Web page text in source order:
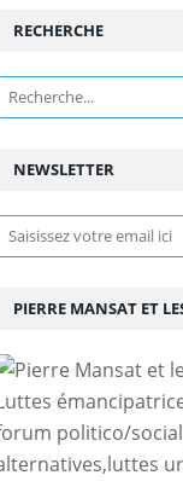
NEWSLETTER
RECHERCHE
PIERRE MANSAT ET
politico/